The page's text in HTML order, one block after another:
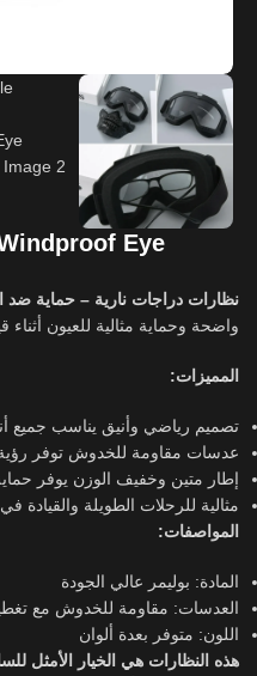
Eye
نظارات دراجات نارية – حماية ضد
واضحة وحماية مثالية للعيون أثناء
المميزات:
تصميم رياضي وأنيق يناسب جميع
عدسات مقاومة للخدوش توفر
إطار متين وخفيف الوزن يوفر
مثالية للرحلات الطويلة والقيادة في
المواصفات:
المادة: بوليمر عالي الجودة
العدسات: مقاومة للخدوش مع
اللون: متوفر بعدة ألوان
هذه النظارات هي الخيار الأمثل